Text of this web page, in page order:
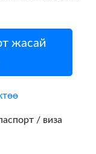
жасай
/ виза